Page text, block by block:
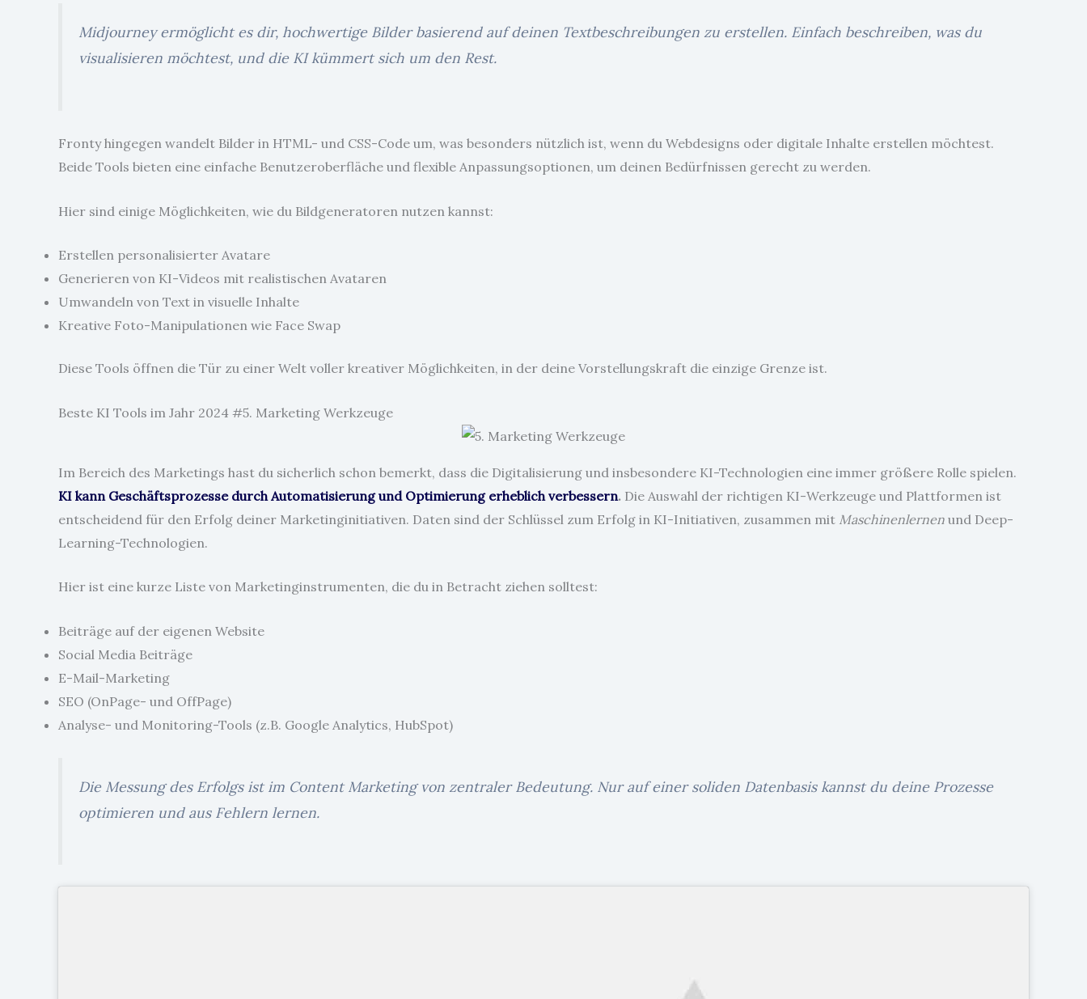
Midjourney ermöglicht es dir, hochwertige Bilder basierend auf deinen Textbeschreibungen zu erstellen. Einfach beschreiben, was du
visualisieren möchtest, und die KI kümmert sich um den Rest.
Fronty hingegen wandelt Bilder in HTML- und CSS-Code um, was besonders nützlich ist, wenn du Webdesigns oder digitale Inhalte erstellen möchtest.
Beide Tools bieten eine einfache Benutzeroberfläche und flexible Anpassungsoptionen, um deinen Bedürfnissen gerecht zu werden.
Hier sind einige Möglichkeiten, wie du Bildgeneratoren nutzen kannst:
Erstellen personalisierter Avatare
Generieren von KI-Videos mit realistischen Avataren
Umwandeln von Text in visuelle Inhalte
Kreative Foto-Manipulationen wie Face Swap
Diese Tools öffnen die Tür zu einer Welt voller kreativer Möglichkeiten, in der deine Vorstellungskraft die einzige Grenze ist.
Beste KI Tools im Jahr 2024 #5. Marketing Werkzeuge
Im Bereich des Marketings hast du sicherlich schon bemerkt, dass die Digitalisierung und insbesondere KI-Technologien eine immer größere Rolle spielen.
KI kann Geschäftsprozesse durch Automatisierung und Optimierung erheblich verbessern. Die Auswahl der richtigen KI-Werkzeuge und Plattformen ist
entscheidend für den Erfolg deiner Marketinginitiativen. Daten sind der Schlüssel zum Erfolg in KI-Initiativen, zusammen mit Maschinenlernen und Deep-
Learning-Technologien.
Hier ist eine kurze Liste von Marketinginstrumenten, die du in Betracht ziehen solltest:
Beiträge auf der eigenen Website
Social Media Beiträge
E-Mail-Marketing
SEO (OnPage- und OffPage)
Analyse- und Monitoring-Tools (z.B. Google Analytics, HubSpot)
Die Messung des Erfolgs ist im Content Marketing von zentraler Bedeutung. Nur auf einer soliden Datenbasis kannst du deine Prozesse
optimieren und aus Fehlern lernen.